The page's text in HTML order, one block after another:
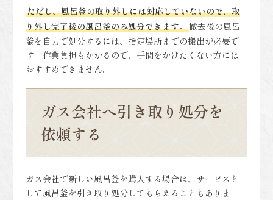
ただし、風呂釜の取り外しには対応していないので、取
り外し完了後の風呂釜のみ処分できます。撤去後の風呂
釜を自力で処分するには、指定場所までの搬出が必要で
す。作業負担もかかるので、手間をかけたくない方には
おすすめできません。
ガス会社へ引き取り処分を
依頼する
ガス会社で新しい風呂釜を購入する場合は、サービスと
して風呂釜を引き取り処分してもらえることもありま